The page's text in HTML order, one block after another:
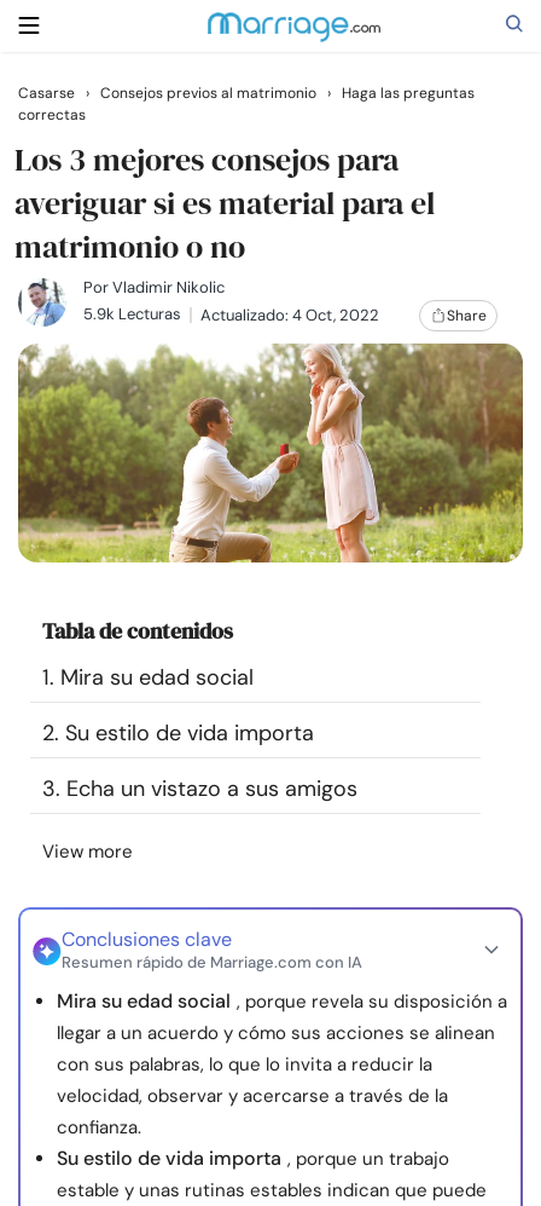
Buscar
Casarse
Relaciones
Familia
Ayuda
Cursos
Recursos
Comunidad
Encuentra un terapeuta
nosotros
© Copyright 2026. Todos los derechos reservados.
Casarse › Consejos previos al matrimonio ›
Haga las preguntas
correctas
Los 3 mejores consejos para
averiguar si es material para el
matrimonio o no
PorVladimir Nikolic
5.9k Lecturas
Actualizado: 4 Oct, 2022 Share
Tabla de contenidos
1. Mira su edad social
2. Su estilo de vida importa
3. Echa un vistazo a sus amigos
View more
Conclusiones clave
Resumen rápido de Marriage.com con IA
Mira su edad social , porque revela su disposición a
llegar a un acuerdo y cómo sus acciones se alinean
con sus palabras, lo que lo invita a reducir la
velocidad, observar y acercarse a través de la
confianza.
Su estilo de vida importa , porque un trabajo
estable y unas rutinas estables indican que puede